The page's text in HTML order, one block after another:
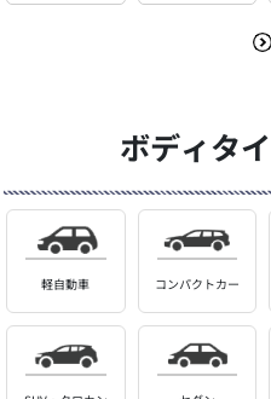
ボディタ
軽自動車 コンパクトカー